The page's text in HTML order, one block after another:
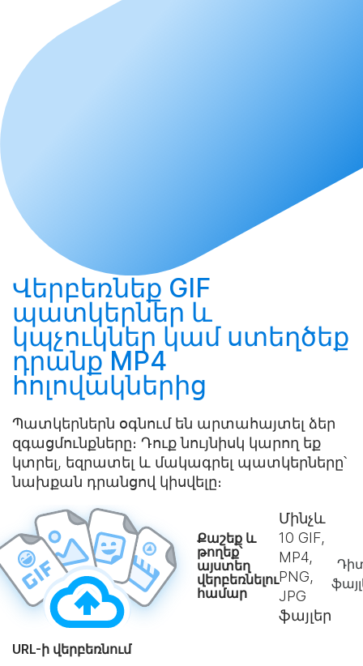
Վերբեռնեք GIF
պատկերներ և
կպչուկներ կամ ստեղծեք
դրանք MP4
հոլովակներից
Պատկերներն օգնում են արտահայտել ձեր
զգացմունքները։ Դուք նույնիսկ կարող եք
կտրել, եզրատել և մակագրել պատկերները՝
նախքան դրանցով կիսվելը։
Քաշեք և
թողեք՝
այստեղ
վերբեռնելու
համար
Մինչև
10 GIF,
MP4,
PNG,
JPG
ֆայլեր
URL-ի վերբեռնում